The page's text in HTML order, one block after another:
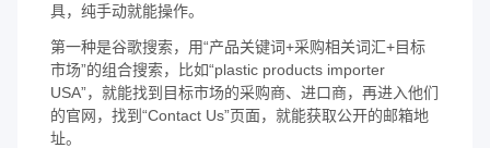
具，纯手动就能操作。
第一种是谷歌搜索，用“产品关键词+采购相关词汇+目标
市场”的组合搜索，比如“plastic products importer
USA”，就能找到目标市场的采购商、进口商，再进入他们
的官网，找到“Contact Us”页面，就能获取公开的邮箱地
址。